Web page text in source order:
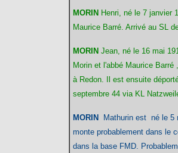
MORIN Henri, né le 7 janvier
Maurice Barré. Arrivé au SL
MORIN Jean, né le 16 mai
Morin et l'abbé Maurice
à Redon. Il est ensuite
septembre 44 via KL
MORIN Mathurin est né le 5
monte probablement dans le
dans la base FMD.